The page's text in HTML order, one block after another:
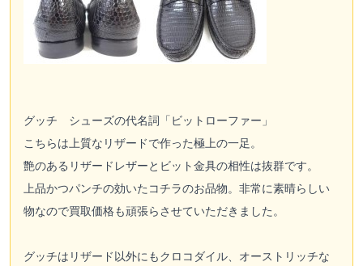
グッチ シューズの代名詞「ビットローファー」
こちらは上質なリザードで作った極上の一足。
艶のあるリザードレザーとビット金具の相性は抜群です。
上品かつパンチの効いたコチラのお品物。非常に素晴らしい
物なので買取価格も頑張らさせていただきました。
グッチはリザード以外にもクロコダイル、オーストリッチな